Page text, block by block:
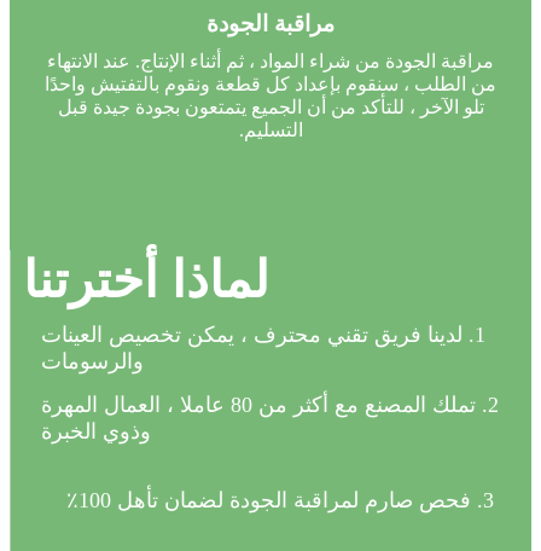
مراقبة الجودة
مراقبة الجودة من شراء المواد ، ثم أثناء الإنتاج. عند الانتهاء
من الطلب ، سنقوم بإعداد كل قطعة ونقوم بالتفتيش واحدًا
تلو الآخر ، للتأكد من أن الجميع يتمتعون بجودة جيدة قبل
التسليم.
لماذا أخترتنا
1. لدينا فريق تقني محترف ، يمكن تخصيص العينات
والرسومات
2. تملك المصنع مع أكثر من 80 عاملا ، العمال المهرة
وذوي الخبرة
3. فحص صارم لمراقبة الجودة لضمان تأهل 100٪